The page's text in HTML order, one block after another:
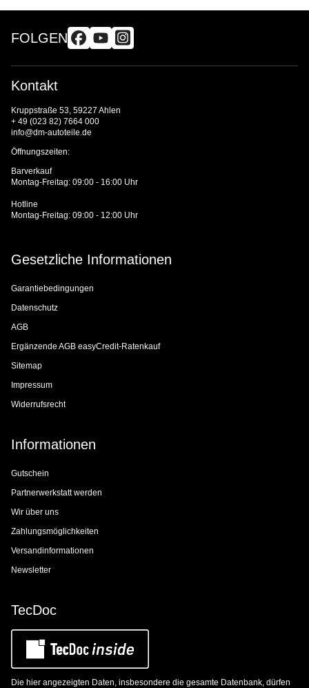
FOLGEN
Kontakt
Kruppstraße 53, 59227 Ahlen
+ 49 (023 82) 7664 000
info@dm-autoteile.de
Öffnungszeiten:
Barverkauf
Montag-Freitag: 09:00 - 16:00 Uhr
Hotline
Montag-Freitag: 09:00 - 12:00 Uhr
Gesetzliche Informationen
Garantiebedingungen
Datenschutz
AGB
Ergänzende AGB easyCredit-Ratenkauf
Sitemap
Impressum
Widerrufsrecht
Informationen
Gutschein
Partnerwerkstatt werden
Wir über uns
Zahlungsmöglichkeiten
Versandinformationen
Newsletter
TecDoc
Die hier angezeigten Daten, insbesondere die gesamte Datenbank, dürfen